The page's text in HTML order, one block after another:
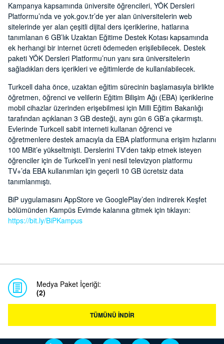
Kampanya kapsamında üniversite öğrencileri, YÖK Dersleri
Platformu’nda ve yok.gov.tr’de yer alan üniversitelerin web
sitelerinde yer alan çeşitli dijital ders içeriklerine, hatlarına
tanımlanan 6 GB’lık Uzaktan Eğitime Destek Kotası kapsamında
ek herhangi bir internet ücreti ödemeden erişilebilecek. Destek
paketi YÖK Dersleri Platformu’nun yanı sıra üniversitelerin
sağladıkları ders içerikleri ve eğitimlerde de kullanılabilecek.
Turkcell daha önce, uzaktan eğitim sürecinin başlamasıyla birlikte
öğretmen, öğrenci ve velilerin Eğitim Bilişim Ağı (EBA) içeriklerine
mobil cihazlar üzerinden erişebilmesi için Milli Eğitim Bakanlığı
tarafından açıklanan 3 GB desteği, aynı gün 6 GB’a çıkarmıştı.
Evlerinde Turkcell sabit interneti kullanan öğrenci ve
öğretmenlere destek amacıyla da EBA platformuna erişim hızlarını
100 MBit’e yükseltmişti. Derslerini TV’den takip etmek isteyen
öğrenciler için de Turkcell’in yeni nesil televizyon platformu
TV+’da EBA kullanımları için geçerli 10 GB ücretsiz data
tanımlanmıştı.
BiP uygulamasını AppStore ve GooglePlay’den indirerek Keşfet
bölümünden Kampüs Evimde kalanına gitmek için tıklayın:
https://bit.ly/BiPKampus
Medya Paket İçeriği:
(2)
TÜMÜNÜ İNDİR